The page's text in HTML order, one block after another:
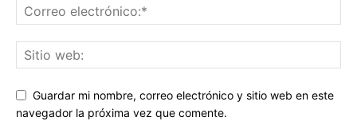
Guardar mi nombre, correo electrónico y sitio web en este
navegador la próxima vez que comente.